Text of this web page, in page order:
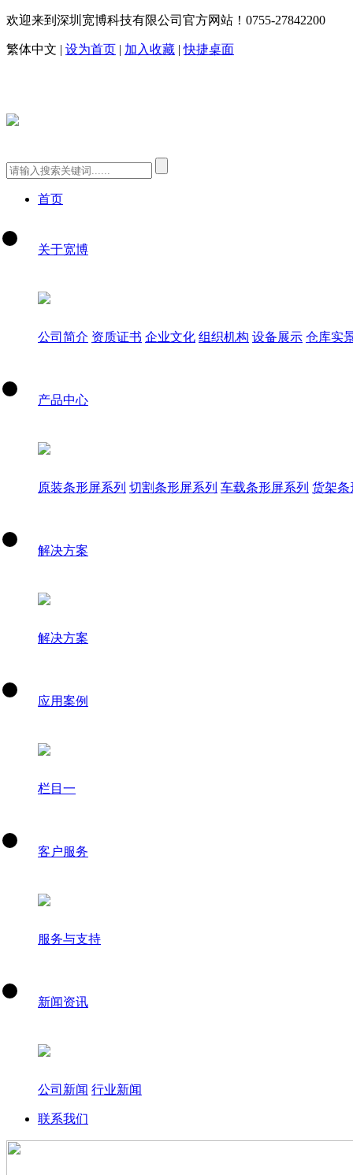
欢迎来到深圳宽博科技有限公司官方网站！ 0755-27842200
繁体中文 | 设为首页 | 加入收藏 |快捷桌面
首页
关于宽博
公司简介 资质证书 企业文化 组织机构 设备展示 仓库实
产品中心
原装条形屏系列 切割条形屏系列 车载条形屏系列 货架条
解决方案
解决方案
应用案例
栏目一
客户服务
服务与支持
新闻资讯
公司新闻 行业新闻
联系我们